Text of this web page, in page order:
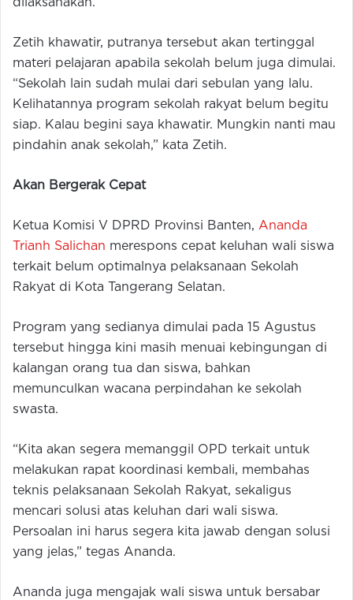
dilaksanakan.
Zetih khawatir, putranya tersebut akan tertinggal
materi pelajaran apabila sekolah belum juga dimulai.
“Sekolah lain sudah mulai dari sebulan yang lalu.
Kelihatannya program sekolah rakyat belum begitu
siap. Kalau begini saya khawatir. Mungkin nanti mau
pindahin anak sekolah,” kata Zetih.
Akan Bergerak Cepat
Ketua Komisi V DPRD Provinsi Banten, Ananda
Trianh Salichan merespons cepat keluhan wali siswa
terkait belum optimalnya pelaksanaan Sekolah
Rakyat di Kota Tangerang Selatan.
Program yang sedianya dimulai pada 15 Agustus
tersebut hingga kini masih menuai kebingungan di
kalangan orang tua dan siswa, bahkan
memunculkan wacana perpindahan ke sekolah
swasta.
“Kita akan segera memanggil OPD terkait untuk
melakukan rapat koordinasi kembali, membahas
teknis pelaksanaan Sekolah Rakyat, sekaligus
mencari solusi atas keluhan dari wali siswa.
Persoalan ini harus segera kita jawab dengan solusi
yang jelas,” tegas Ananda.
Ananda juga mengajak wali siswa untuk bersabar